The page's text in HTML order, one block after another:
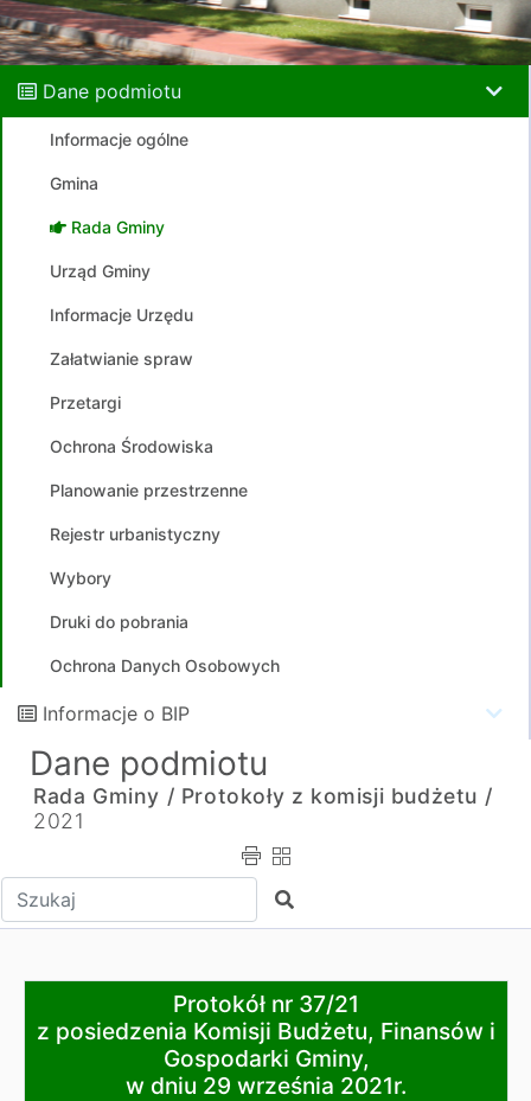
Dane podmiotu
Informacje ogólne
Gmina
Rada Gminy
Urząd Gminy
Informacje Urzędu
Załatwianie spraw
Przetargi
Ochrona Środowiska
Planowanie przestrzenne
Rejestr urbanistyczny
Wybory
Druki do pobrania
Ochrona Danych Osobowych
Informacje o BIP
Dane podmiotu
Rada Gminy / Protokoły z komisji budżetu /
2021
Wpisz tekst do wyszukania Szukaj
Protokół nr 37/21
z posiedzenia Komisji Budżetu, Finansów i Gospodarki
w dniu 29 września 2021r.
Protokół nr 37/21
z posiedzenia Komisji Budżetu, Finansów i
Gospodarki Gminy,
w dniu 29 września 2021r.